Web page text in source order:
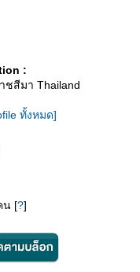
:
ชสีมา Thailand
ทั้งหมด]
น [?]